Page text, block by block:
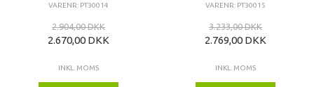
VARENR: PT30014
2.904,00 DKK
2.670,00 DKK
INKL. MOMS
VARENR: PT30015
3.233,00 DKK
2.769,00 DKK
INKL. MOMS